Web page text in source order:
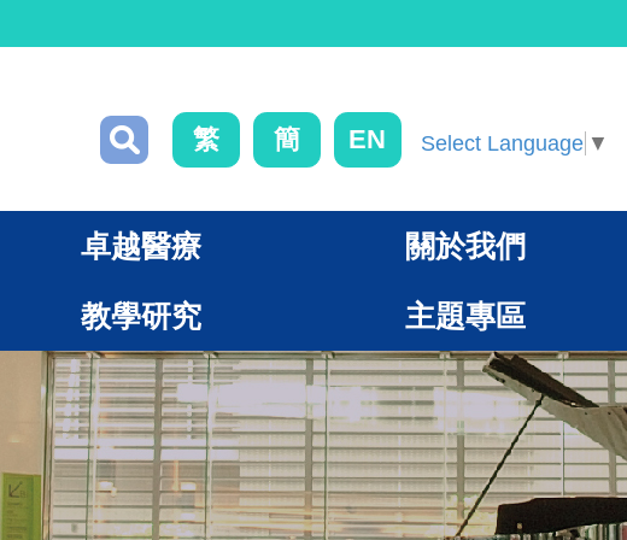
繁 簡 EN Select Language ▼
卓越醫療 關於我們
教學研究 主題專區